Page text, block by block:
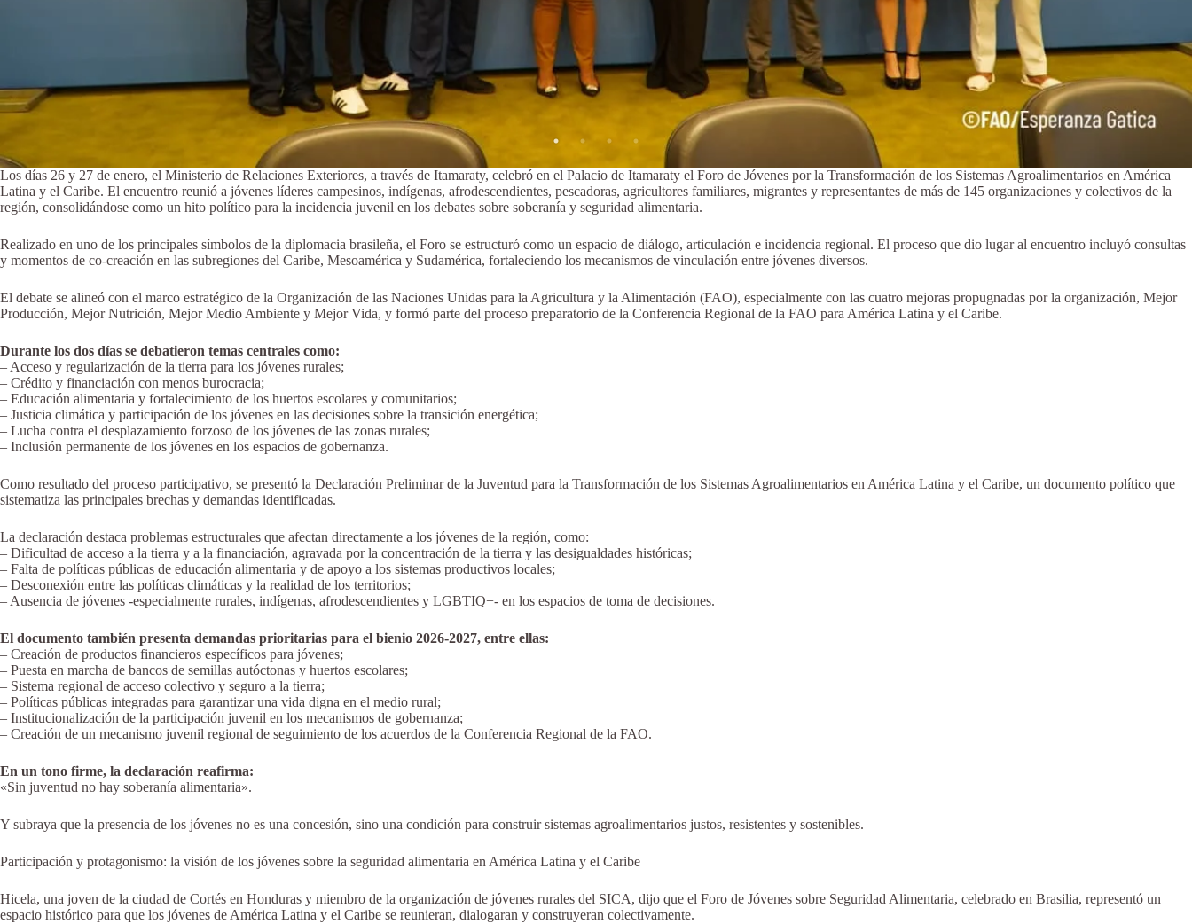
Los días 26 y 27 de enero, el Ministerio de Relaciones Exteriores, a través de Itamaraty, celebró en el Palacio de Itamaraty el Foro de Jóvenes por la Transformación de los Sistemas Agroalimentarios en América
Latina y el Caribe. El encuentro reunió a jóvenes líderes campesinos, indígenas, afrodescendientes, pescadoras, agricultores familiares, migrantes y representantes de más de 145 organizaciones y colectivos de la
región, consolidándose como un hito político para la incidencia juvenil en los debates sobre soberanía y seguridad alimentaria.
Realizado en uno de los principales símbolos de la diplomacia brasileña, el Foro se estructuró como un espacio de diálogo, articulación e incidencia regional. El proceso que dio lugar al encuentro incluyó consultas
y momentos de co-creación en las subregiones del Caribe, Mesoamérica y Sudamérica, fortaleciendo los mecanismos de vinculación entre jóvenes diversos.
El debate se alineó con el marco estratégico de la Organización de las Naciones Unidas para la Agricultura y la Alimentación (FAO), especialmente con las cuatro mejoras propugnadas por la organización, Mejor
Producción, Mejor Nutrición, Mejor Medio Ambiente y Mejor Vida, y formó parte del proceso preparatorio de la Conferencia Regional de la FAO para América Latina y el Caribe.
Durante los dos días se debatieron temas centrales como:
– Acceso y regularización de la tierra para los jóvenes rurales;
– Crédito y financiación con menos burocracia;
– Educación alimentaria y fortalecimiento de los huertos escolares y comunitarios;
– Justicia climática y participación de los jóvenes en las decisiones sobre la transición energética;
– Lucha contra el desplazamiento forzoso de los jóvenes de las zonas rurales;
– Inclusión permanente de los jóvenes en los espacios de gobernanza.
Como resultado del proceso participativo, se presentó la Declaración Preliminar de la Juventud para la Transformación de los Sistemas Agroalimentarios en América Latina y el Caribe, un documento político que
sistematiza las principales brechas y demandas identificadas.
La declaración destaca problemas estructurales que afectan directamente a los jóvenes de la región, como:
– Dificultad de acceso a la tierra y a la financiación, agravada por la concentración de la tierra y las desigualdades históricas;
– Falta de políticas públicas de educación alimentaria y de apoyo a los sistemas productivos locales;
– Desconexión entre las políticas climáticas y la realidad de los territorios;
– Ausencia de jóvenes -especialmente rurales, indígenas, afrodescendientes y LGBTIQ+- en los espacios de toma de decisiones.
El documento también presenta demandas prioritarias para el bienio 2026-2027, entre ellas:
– Creación de productos financieros específicos para jóvenes;
– Puesta en marcha de bancos de semillas autóctonas y huertos escolares;
– Sistema regional de acceso colectivo y seguro a la tierra;
– Políticas públicas integradas para garantizar una vida digna en el medio rural;
– Institucionalización de la participación juvenil en los mecanismos de gobernanza;
– Creación de un mecanismo juvenil regional de seguimiento de los acuerdos de la Conferencia Regional de la FAO.
En un tono firme, la declaración reafirma:
«Sin juventud no hay soberanía alimentaria».
Y subraya que la presencia de los jóvenes no es una concesión, sino una condición para construir sistemas agroalimentarios justos, resistentes y sostenibles.
Participación y protagonismo: la visión de los jóvenes sobre la seguridad alimentaria en América Latina y el Caribe
Hicela, una joven de la ciudad de Cortés en Honduras y miembro de la organización de jóvenes rurales del SICA, dijo que el Foro de Jóvenes sobre Seguridad Alimentaria, celebrado en Brasilia, representó un
espacio histórico para que los jóvenes de América Latina y el Caribe se reunieran, dialogaran y construyeran colectivamente.